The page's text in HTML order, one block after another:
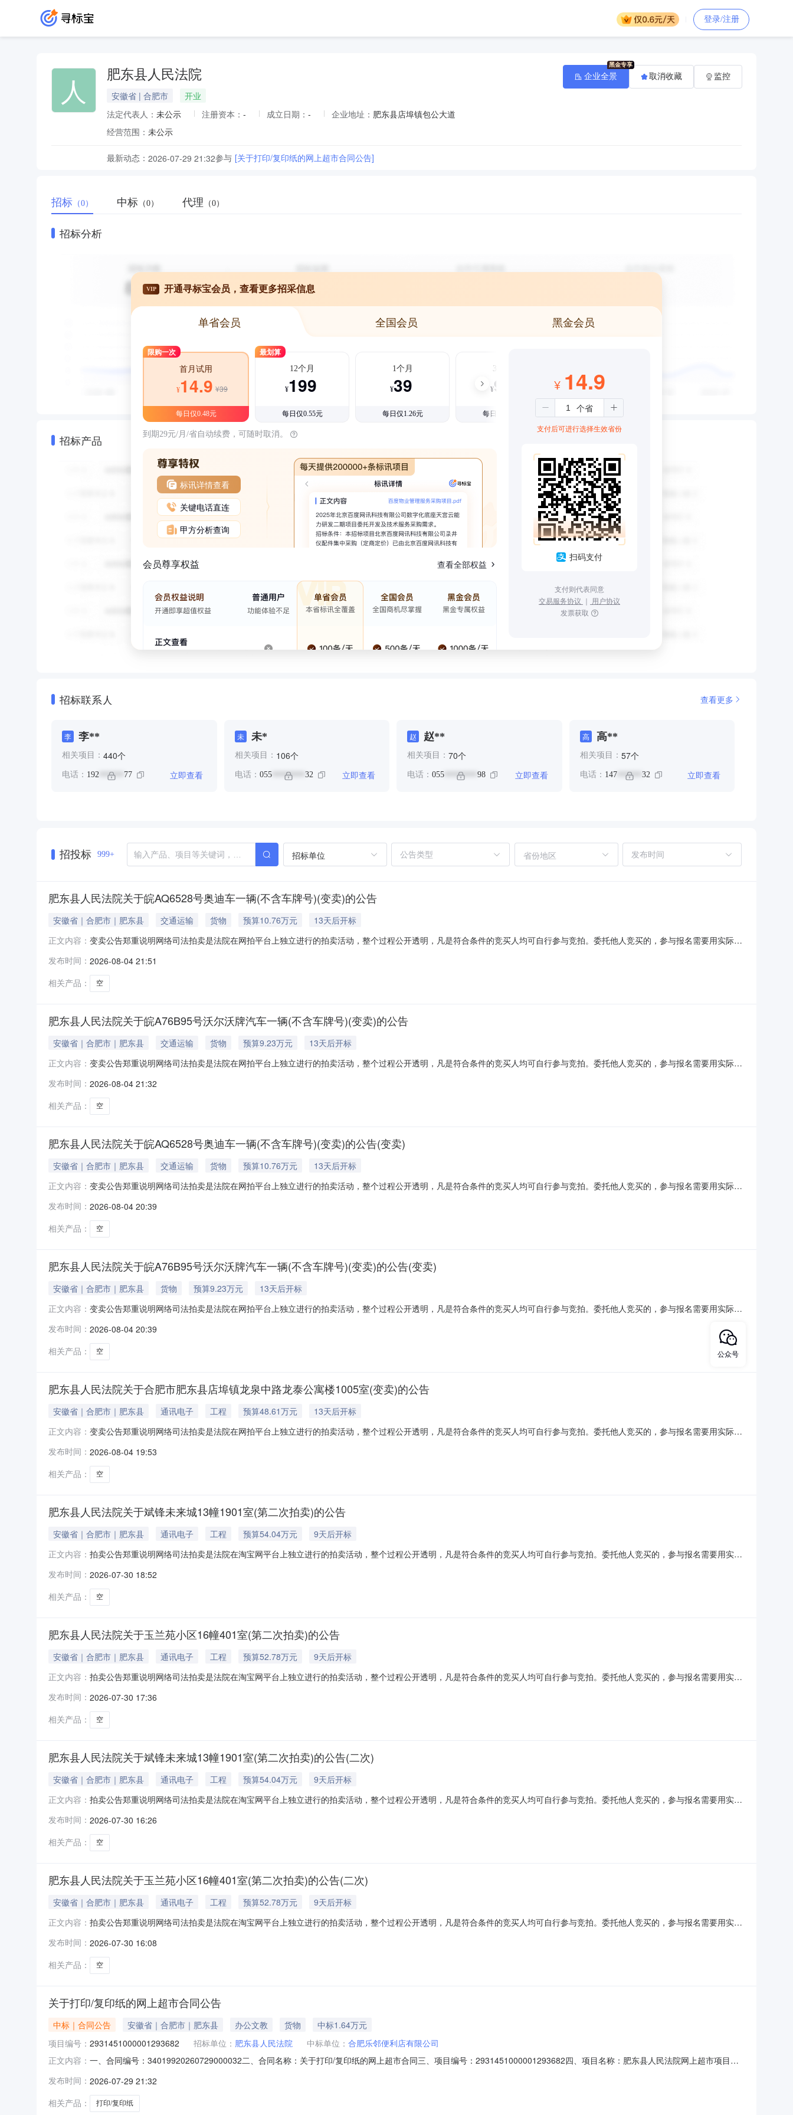
登录/注册
人 肥东县人民法院
安徽省 | 合肥市
开业
法定代表人： 未公示 注册资本： - 成立日期： - 企业地址： 肥东县店埠镇包公大道
经营范围： 未公示
最新动态： 2026-07-29 21:32参与 [关于打印/复印纸的网上超市合同公告]
企业全景 取消收藏 监控
招标 （0） 中标 （0） 代理 （0）
招标分析
招标产品
VIP 开通寻标宝会员，查看更多招采信息
单省会员 全国会员 黑金会员
限购一次
首月试用
¥14.9 ¥39
每日仅0.48元
最划算
12个月
¥199
每日仅0.55元
1个月
¥39
每日仅1.26元
3个月
¥99
每日仅1.08元
到期29元/月/省自动续费，可随时取消。
标讯详情查看
关键电话直连
甲方分析查询
会员尊享权益 查看全部权益
¥ 14.9
支付后可进行选择生效省份
扫码支付
支付则代表同意
交易服务协议 ｜ 用户协议
发票获取
招标联系人 查看更多
李 李**
相关项目： 440个
电话： 192 ****** 77 立即查看
未 未*
相关项目： 106个
电话： 055******** 32 立即查看
赵 赵**
相关项目： 70个
电话： 055 ******** 98 立即查看
高 高**
相关项目： 57个
电话： 147 ****** 32 立即查看
招投标 999+ 招标单位 省份地区
肥东县人民法院关于皖AQ6528号奥迪车一辆(不含车牌号)(变卖)的公告
安徽省｜合肥市｜肥东县 交通运输 货物 预算10.76万元
13天后开标
正文内容： 变卖公告郑重说明网络司法拍卖是法院在网拍平台上独立进行的拍卖活动，整个过程公开透明，凡是符合条件的竞买人均可自行参与竞拍。委托他人竞买的，参与报名需要用实际竞
辅助机构不得向意向竞买人或买受人收取任何费用，除买受人悔拍情形以外，法院也不会向买受人收取拍卖费用。请竞买人对中介机构以法院名义进行的收费行为提高警惕，安徽省
肥东县人民法院监督举报电话：0551-6775
发布时间： 2026-08-04 21:51
相关产品：
空
肥东县人民法院关于皖A76B95号沃尔沃牌汽车一辆(不含车牌号)(变卖)的公告
安徽省｜合肥市｜肥东县 交通运输 货物 预算9.23万元
13天后开标
正文内容： 变卖公告郑重说明网络司法拍卖是法院在网拍平台上独立进行的拍卖活动，整个过程公开透明，凡是符合条件的竞买人均可自行参与竞拍。委托他人竞买的，参与报名需要用实际竞
辅助机构不得向意向竞买人或买受人收取任何费用，除买受人悔拍情形以外，法院也不会向买受人收取拍卖费用。请竞买人对中介机构以法院名义进行的收费行为提高警惕，安徽省
肥东县人民法院监督举报电话：0551-6775
发布时间： 2026-08-04 21:32
相关产品：
空
肥东县人民法院关于皖AQ6528号奥迪车一辆(不含车牌号)(变卖)的公告(变卖)
安徽省｜合肥市｜肥东县 交通运输 货物 预算10.76万元
13天后开标
正文内容： 变卖公告郑重说明网络司法拍卖是法院在网拍平台上独立进行的拍卖活动，整个过程公开透明，凡是符合条件的竞买人均可自行参与竞拍。委托他人竞买的，参与报名需要用实际竞
辅助机构不得向意向竞买人或买受人收取任何费用，除买受人悔拍情形以外，法院也不会向买受人收取拍卖费用。请竞买人对中介机构以法院名义进行的收费行为提高警惕，安徽省
肥东县人民法院监督举报电话：0551-6775
发布时间： 2026-08-04 20:39
相关产品：
空
肥东县人民法院关于皖A76B95号沃尔沃牌汽车一辆(不含车牌号)(变卖)的公告(变卖)
安徽省｜合肥市｜肥东县 货物 预算9.23万元
13天后开标
正文内容： 变卖公告郑重说明网络司法拍卖是法院在网拍平台上独立进行的拍卖活动，整个过程公开透明，凡是符合条件的竞买人均可自行参与竞拍。委托他人竞买的，参与报名需要用实际竞
辅助机构不得向意向竞买人或买受人收取任何费用，除买受人悔拍情形以外，法院也不会向买受人收取拍卖费用。请竞买人对中介机构以法院名义进行的收费行为提高警惕，安徽省
肥东县人民法院监督举报电话：0551-6775
发布时间： 2026-08-04 20:39
相关产品：
空
肥东县人民法院关于合肥市肥东县店埠镇龙泉中路龙泰公寓楼1005室(变卖)的公告
安徽省｜合肥市｜肥东县 通讯电子 工程 预算48.61万元
13天后开标
正文内容： 变卖公告郑重说明网络司法拍卖是法院在网拍平台上独立进行的拍卖活动，整个过程公开透明，凡是符合条件的竞买人均可自行参与竞拍。委托他人竞买的，参与报名需要用实际竞
辅助机构不得向意向竞买人或买受人收取任何费用，除买受人悔拍情形以外，法院也不会向买受人收取拍卖费用。请竞买人对中介机构以法院名义进行的收费行为提高警惕，安徽省
肥东县人民法院监督举报电话：0551-6775
发布时间： 2026-08-04 19:53
相关产品：
空
肥东县人民法院关于斌锋未来城13幢1901室(第二次拍卖)的公告
安徽省｜合肥市｜肥东县 通讯电子 工程 预算54.04万元
9天后开标
正文内容： 拍卖公告郑重说明网络司法拍卖是法院在淘宝网平台上独立进行的拍卖活动，整个过程公开透明，凡是符合条件的竞买人均可自行参与竞拍。委托他人竞买的，参与报名需要用实际
卖辅助机构不得向意向竞买人或买受人收取任何费用，除买受人悔拍情形以外，法院也不会向买受人收取拍卖费用。请竞买人对中介机构以法院名义进行的收费行为提高警惕，举报
电话：0551-65352132。因法定情形或
发布时间： 2026-07-30 18:52
相关产品：
空
肥东县人民法院关于玉兰苑小区16幢401室(第二次拍卖)的公告
安徽省｜合肥市｜肥东县 通讯电子 工程 预算52.78万元
9天后开标
正文内容： 拍卖公告郑重说明网络司法拍卖是法院在淘宝网平台上独立进行的拍卖活动，整个过程公开透明，凡是符合条件的竞买人均可自行参与竞拍。委托他人竞买的，参与报名需要用实际
卖辅助机构不得向意向竞买人或买受人收取任何费用，除买受人悔拍情形以外，法院也不会向买受人收取拍卖费用。请竞买人对中介机构以法院名义进行的收费行为提高警惕，举报
电话：0551-65352132。因法定情形或
发布时间： 2026-07-30 17:36
相关产品：
空
肥东县人民法院关于斌锋未来城13幢1901室(第二次拍卖)的公告(二次)
安徽省｜合肥市｜肥东县 通讯电子 工程 预算54.04万元
9天后开标
正文内容： 拍卖公告郑重说明网络司法拍卖是法院在淘宝网平台上独立进行的拍卖活动，整个过程公开透明，凡是符合条件的竞买人均可自行参与竞拍。委托他人竞买的，参与报名需要用实际
卖辅助机构不得向意向竞买人或买受人收取任何费用，除买受人悔拍情形以外，法院也不会向买受人收取拍卖费用。请竞买人对中介机构以法院名义进行的收费行为提高警惕，举报
电话：0551-65352132。因法定情形或
发布时间： 2026-07-30 16:26
相关产品：
空
肥东县人民法院关于玉兰苑小区16幢401室(第二次拍卖)的公告(二次)
安徽省｜合肥市｜肥东县 通讯电子 工程 预算52.78万元
9天后开标
正文内容： 拍卖公告郑重说明网络司法拍卖是法院在淘宝网平台上独立进行的拍卖活动，整个过程公开透明，凡是符合条件的竞买人均可自行参与竞拍。委托他人竞买的，参与报名需要用实际
卖辅助机构不得向意向竞买人或买受人收取任何费用，除买受人悔拍情形以外，法院也不会向买受人收取拍卖费用。请竞买人对中介机构以法院名义进行的收费行为提高警惕，举报
电话：0551-65352132。因法定情形或
发布时间： 2026-07-30 16:08
相关产品：
空
关于打印/复印纸的网上超市合同公告
中标｜合同公告 安徽省｜合肥市｜肥东县 办公文教 货物
中标1.64万元
项目编号： 2931451000001293682 招标单位： 肥东县人民法院 中标单位： 合肥乐邻便利店有限公司
正文内容： 一、合同编号：34019920260729000032二、合同名称：关于打印/复印纸的网上超市合同三、项目编号：2931451000001293682四、项目名称：肥东县人民法院网上超市项目
公司地址：安徽省合肥市蜀山区安徽省合肥市蜀山区蜀山经济开发区田埠西路199号加侨悦山城A幢A601室联系方式：18256916361六、合同主体信息1.主要标的信
发布时间： 2026-07-29 21:32
相关产品：
打印/复印纸
公众号